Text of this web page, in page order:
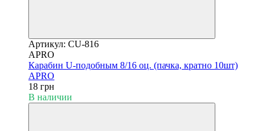
Артикул: CU-816
APRO
Карабин U-подобным 8/16 оц. (пачка, кратно 10шт)
APRO
18 грн
В наличии